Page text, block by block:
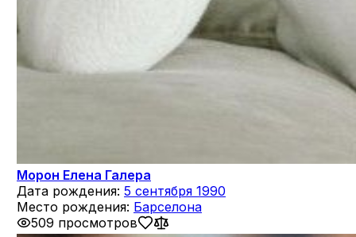
Морон Елена Галера
Дата рождения: 5 сентября 1990
Место рождения: Барселона
509 просмотров